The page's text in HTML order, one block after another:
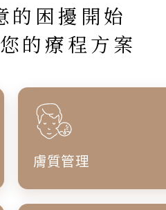
的困擾開始
的療程方案
膚質管理